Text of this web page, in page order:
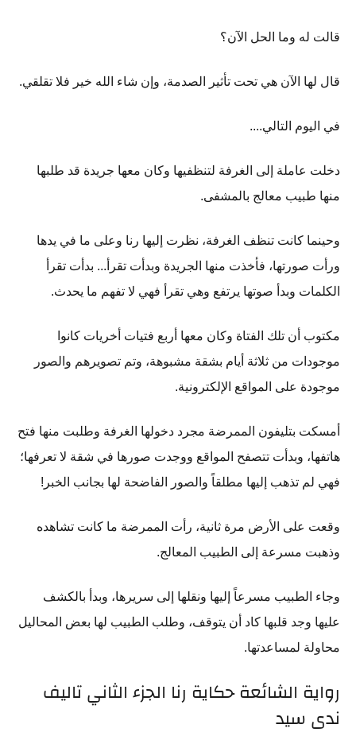
قالت له وما الحل الآن؟
قال لها الآن هي تحت تأثير الصدمة، وإن شاء الله خير فلا تقلقي.
في اليوم التالي....
دخلت عاملة إلى الغرفة لتنظفيها وكان معها جريدة قد طلبها
منها طبيب معالج بالمشفى.
وحينما كانت تنظف الغرفة، نظرت إليها رنا وعلى ما في يدها
ورأت صورتها، فأخذت منها الجريدة وبدأت تقرأ... بدأت تقرأ
الكلمات وبدأ صوتها يرتفع وهي تقرأ فهي لا تفهم ما يحدث.
مكتوب أن تلك الفتاة وكان معها أربع فتيات أخريات كانوا
موجودات من ثلاثة أيام بشقة مشبوهة، وتم تصويرهم والصور
موجودة على المواقع الإلكترونية.
أمسكت بتليفون الممرضة مجرد دخولها الغرفة وطلبت منها فتح
هاتفها، وبدأت تتصفح المواقع ووجدت صورها في شقة لا تعرفها؛
فهي لم تذهب إليها مطلقاً والصور الفاضحة لها بجانب الخبر!
وقعت على الأرض مرة ثانية، رأت الممرضة ما كانت تشاهده
وذهبت مسرعة إلى الطبيب المعالج.
وجاء الطبيب مسرعاً إليها ونقلها إلى سريرها، وبدأ بالكشف
عليها وجد قلبها كاد أن يتوقف، وطلب الطبيب لها بعض المحاليل
محاولة لمساعدتها.
رواية الشائعة حكاية رنا الجزء الثاني تاليف
ندى سيد